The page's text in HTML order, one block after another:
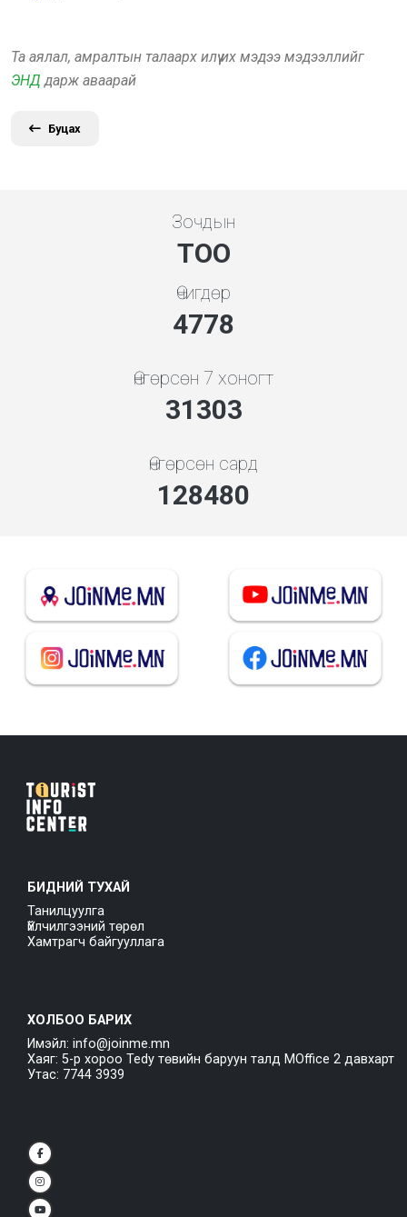
Та аялал, амралтын талаарх илүү их мэдээ мэдээллийг
ЭНД дарж аваарай
Буцах
Зочдын
ТОО
Өчигдөр
5119
Өнгөрсөн 7 хоногт
33539
Өнгөрсөн сард
137657
БИДНИЙ ТУХАЙ
Танилцуулга
Үйлчилгээний төрөл
Хамтрагч байгууллага
ХОЛБОО БАРИХ
Имэйл: info@joinme.mn
Хаяг: 5-р хороо Tedy төвийн баруун талд MOffice 2 давхарт
Утас: 7744 3939